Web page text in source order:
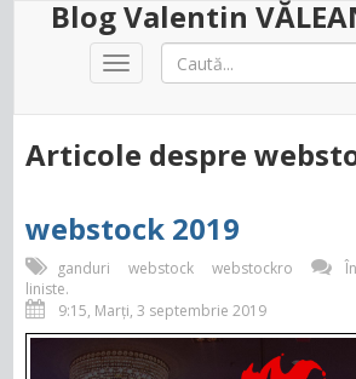
Blog Valentin
Toggle
Articole despre
webstock 2019
ganduri webstock webstockro
liniste.
9:15, Marți, 3 septembrie 2019